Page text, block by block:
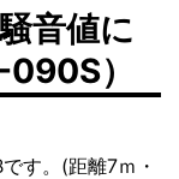
音値に
）
す。(距離7ｍ・